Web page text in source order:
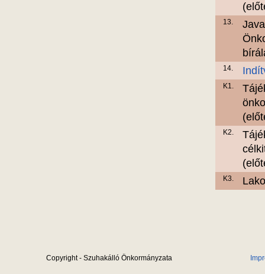
13.
14.
K1.
K2.
K3.
Copyright - Szuhakálló Önkormányzata